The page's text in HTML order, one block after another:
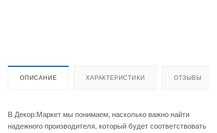
ОПИСАНИЕ ХАРАКТЕРИСТИКИ ОТЗЫВЫ
В Декор.Маркет мы понимаем, насколько важно найти
надежного производителя, который будет соответствовать